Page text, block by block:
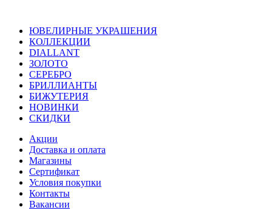
ЮВЕЛИРНЫЕ УКРАШЕНИЯ
КОЛЛЕКЦИИ
DIALLANT
ЗОЛОТО
СЕРЕБРО
БРИЛЛИАНТЫ
БИЖУТЕРИЯ
НОВИНКИ
СКИДКИ
Акции
Доставка и оплата
Магазины
Сертификат
Условия покупки
Контакты
Вакансии